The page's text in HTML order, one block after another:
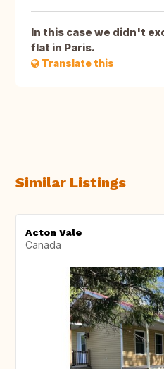
In this case we didn't
flat in Paris.
Translate this
Similar Listings
Acton Vale
Canada